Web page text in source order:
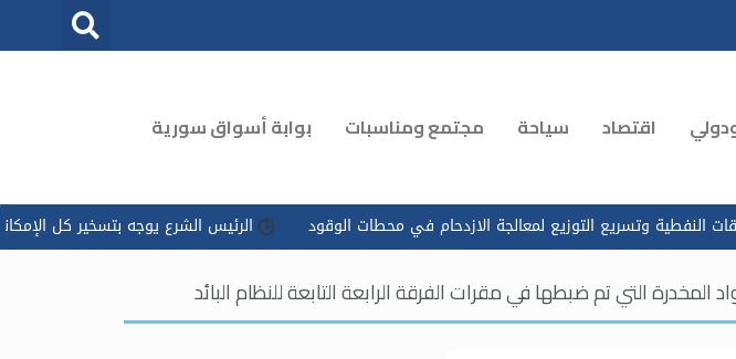
اقتصاد سياحة مجتمع ومناسبات بوابة أسواق سورية
لمعالجة الازدحام في محطات الوقود الرئيس الشرع يوجه بتسخير كل الإمكانات للتعامل مع
المخدرة التي تم ضبطها في مقرات الفرقة الرابعة التابعة للنظام البائد